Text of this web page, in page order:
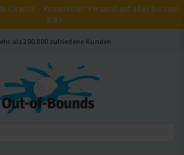
Chance – Kostenloser Versand auf alles bis zum
9.8.!
als 200.000 zufriedene Kunden